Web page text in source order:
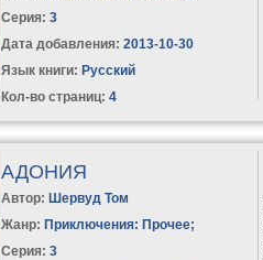
Серия:3
Дата добавления: 2013-10-30
Язык книги: Русский
Кол-во страниц: 4
АДОНИЯ
Автор: Шервуд Том
Жанр: Приключения: Прочее;
Серия:3